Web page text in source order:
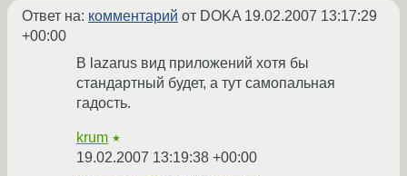
Ответ на: комментарий от DOKA 19.02.2007 13:17:29
+00:00
В lazarus вид приложений хотя бы
стандартный будет, а тут самопальная
гадость.
krum ★
19.02.2007 13:19:38 +00:00